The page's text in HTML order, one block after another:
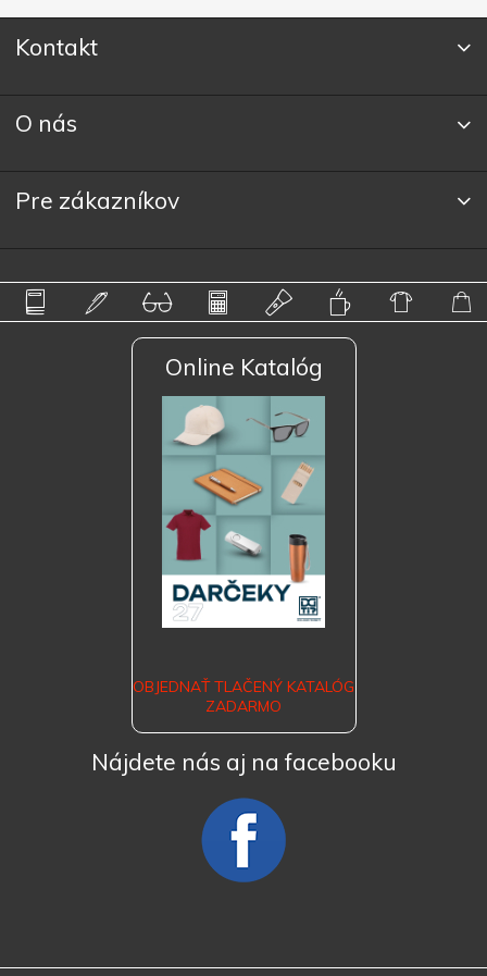
Kontakt
O nás
Pre zákazníkov
Online Katalóg
OBJEDNAŤ TLAČENÝ KATALÓG
ZADARMO
Nájdete nás aj na facebooku